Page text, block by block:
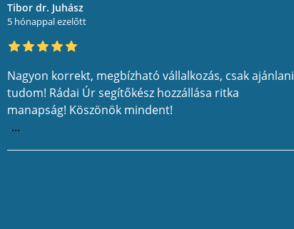
Tibor dr. Juhász
5 hónappal ezelőtt
Nagyon korrekt, megbízható vállalkozás, csak ajánlani
tudom! Rádai Úr segítőkész hozzállása ritka
manapság! Köszönök mindent!
...